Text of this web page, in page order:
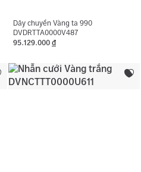
Dây chuyền Vàng ta 990
DVDRTTA0000V487
95.129.000 đ